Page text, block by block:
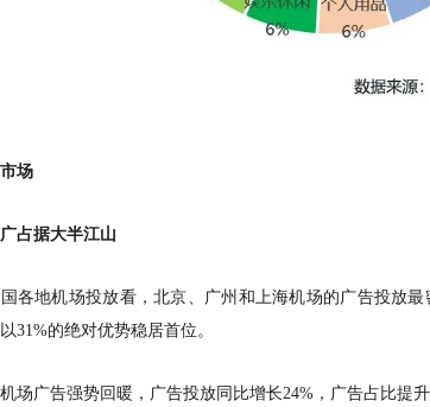
场
占据大半江山
各地机场投放看，北京、广州和上海机场的广告投放
31%的绝对优势稳居首位。
场广告强势回暖，广告投放同比增长24%，广告占比提